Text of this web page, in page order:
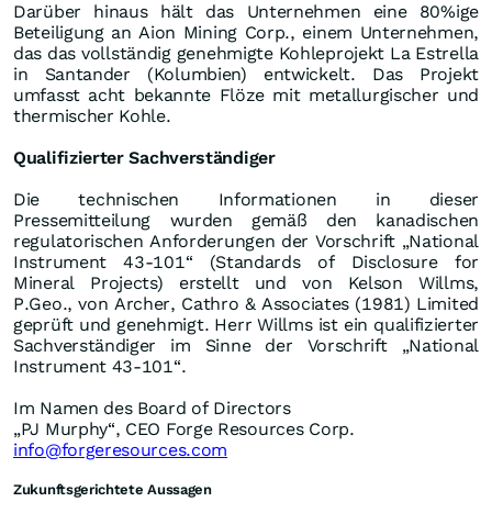
Darüber hinaus hält das Unternehmen eine 80%ige
Beteiligung an Aion Mining Corp., einem Unternehmen,
das das vollständig genehmigte Kohleprojekt La Estrella
in Santander (Kolumbien) entwickelt. Das Projekt
umfasst acht bekannte Flöze mit metallurgischer und
thermischer Kohle.
Qualifizierter Sachverständiger
Die technischen Informationen in dieser
Pressemitteilung wurden gemäß den kanadischen
regulatorischen Anforderungen der Vorschrift „National
Instrument 43-101“ (Standards of Disclosure for
Mineral Projects) erstellt und von Kelson Willms,
P.Geo., von Archer, Cathro & Associates (1981) Limited
geprüft und genehmigt. Herr Willms ist ein qualifizierter
Sachverständiger im Sinne der Vorschrift „National
Instrument 43-101“.
Im Namen des Board of Directors
„PJ Murphy“, CEO Forge Resources Corp.
info@forgeresources.com
Zukunftsgerichtete Aussagen